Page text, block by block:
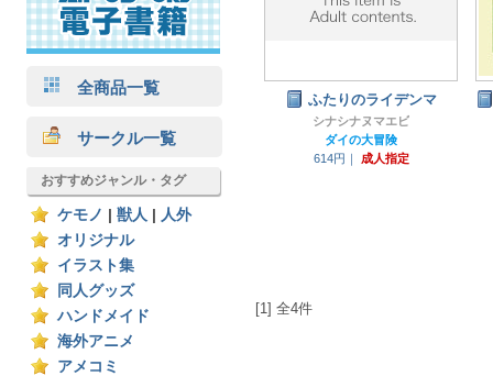
全商品一覧
サークル一覧
おすすめジャンル・タグ
ケモノ 獣人
人外
オリジナル
イラスト集
同人グッズ
ハンドメイド
海外アニメ
アメコミ
ふたりのライデンマ
シナシナヌマエビ
ダイの大冒険
614円｜
成人指定
[1] 全4件